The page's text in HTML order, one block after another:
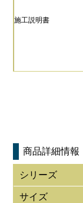
施工説明書
商品詳細情報
シリーズ
サイズ